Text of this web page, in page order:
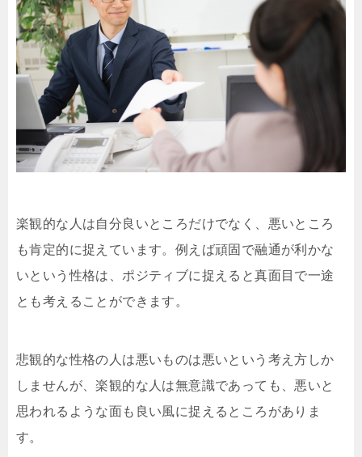
楽観的な人は自分良いところだけでなく、悪いところ
も肯定的に捉えています。例えば頑固で融通が利かな
いという性格は、ポジティブに捉えると真面目で一途
とも考えることができます。
悲観的な性格の人は悪いものは悪いという考え方しか
しませんが、楽観的な人は無意識であっても、悪いと
思われるような面も良い風に捉えるところがありま
す。